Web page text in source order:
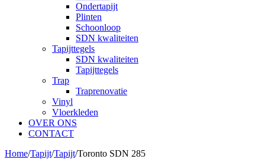
Ondertapijt
Plinten
Schoonloop
SDN kwaliteiten
Tapijttegels
SDN kwaliteiten
Tapijttegels
Trap
Traprenovatie
Vinyl
Vloerkleden
OVER ONS
CONTACT
Home/Tapijt/Tapijt/Toronto SDN 285